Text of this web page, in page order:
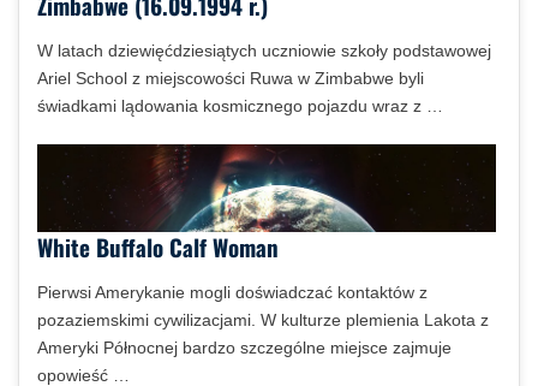
W latach dziewięćdziesiątych uczniowie szkoły podstawowej
Ariel School z miejscowości Ruwa w Zimbabwe byli
świadkami lądowania kosmicznego pojazdu wraz z …
White Buffalo Calf Woman
Pierwsi Amerykanie mogli doświadczać kontaktów z
pozaziemskimi cywilizacjami. W kulturze plemienia Lakota z
Ameryki Północnej bardzo szczególne miejsce zajmuje
opowieść …